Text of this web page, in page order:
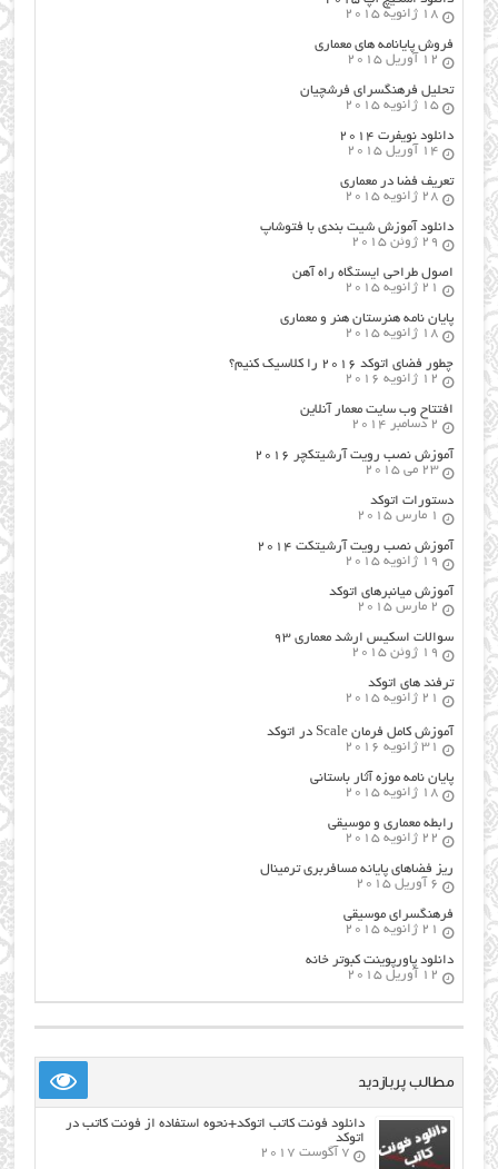
18 ژانویه 2015
فروش پایانامه های معماری
12 آوریل 2015
تحلیل فرهنگسرای فرشچیان
15 ژانویه 2015
دانلود نویفرت ۲۰۱۴
14 آوریل 2015
تعریف فضا در معماری
28 ژانویه 2015
دانلود آموزش شیت بندی با فتوشاپ
29 ژوئن 2015
اصول طراحي ایستگاه راه آهن
21 ژانویه 2015
پایان نامه هنرستان هنر و معماري
18 ژانویه 2015
چطور فضای اتوکد ۲۰۱۶ را کلاسیک کنیم؟
12 ژانویه 2016
افتتاح وب سایت معمار آنلاین
2 دسامبر 2014
آموزش نصب رویت آرشیتکچر ۲۰۱۶
23 می 2015
دستورات اتوکد
1 مارس 2015
آموزش نصب رویت آرشیتکت ۲۰۱۴
19 ژانویه 2015
آموزش میانبرهای اتوکد
2 مارس 2015
سوالات اسکیس ارشد معماری ۹۳
19 ژوئن 2015
ترفند های اتوکد
21 ژانویه 2015
آموزش کامل فرمان Scale در اتوکد
31 ژانویه 2016
پایان نامه موزه آثار باستانی
18 ژانویه 2015
رابطه معماری و موسیقی
22 ژانویه 2015
ریز فضاهای پایانه مسافربری ترمینال
6 آوریل 2015
فرهنگسراي موسيقي
21 ژانویه 2015
دانلود پاورپوینت کبوتر خانه
12 آوریل 2015
مطالب پربازدید
دانلود فونت کاتب اتوکد+نحوه استفاده از فونت کاتب در
اتوکد
7 آگوست 2017